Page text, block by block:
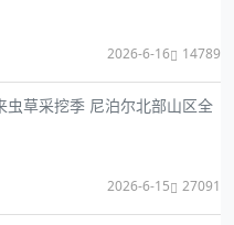
2026-6-16 14789
虫草采挖季 尼泊尔北部山区全
2026-6-15 27091